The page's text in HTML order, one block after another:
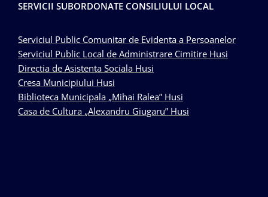
SERVICII SUBORDONATE CONSILIULUI LOCAL
Serviciul Public Comunitar de Evidenta a Persoanelor
Serviciul Public Local de Administrare Cimitire Husi
Directia de Asistenta Sociala Husi
Cresa Municipiului Husi
Biblioteca Municipala „Mihai Ralea” Husi
Casa de Cultura „Alexandru Giugaru” Husi